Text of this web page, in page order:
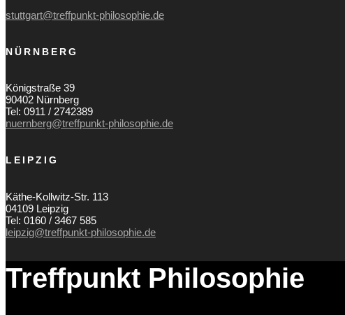
stuttgart@treffpunkt-philosophie.de
NÜRNBERG
Königstraße 39
90402 Nürnberg
Tel: 0911 / 2742389
nuernberg@treffpunkt-philosophie.de
LEIPZIG
Käthe-Kollwitz-Str. 113
04109 Leipzig
Tel: 0160 / 3467 585
leipzig@treffpunkt-philosophie.de
Treffpunkt Philosophie